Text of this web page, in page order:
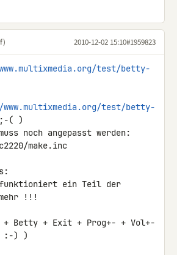
2010-12-02 15:10#1959823
test/betty-
test/betty-
;-( )
make.inc
funktioniert ein Teil der
!!!
:-) )